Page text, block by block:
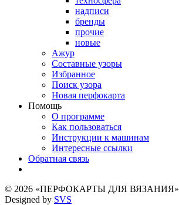
надписи
бренды
прочие
новые
Ажур
Составные узоры
Избранное
Поиск узора
Новая перфокарта
Помощь
О программе
Как пользоваться
Инструкции к машинам
Интересные ссылки
Обратная связь
© 2026 «ПЕРФОКАРТЫ ДЛЯ ВЯЗАНИЯ»
Designed by SVS